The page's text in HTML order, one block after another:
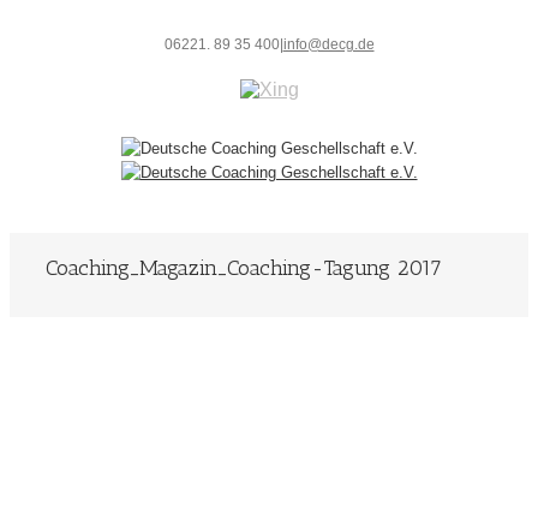
06221. 89 35 400| info@decg.de
Coaching_Magazin_Coaching-Tagung 2017